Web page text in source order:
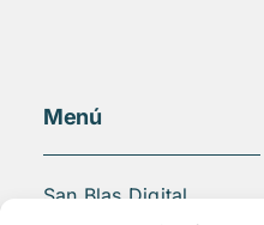
Menú
San Blas Digital